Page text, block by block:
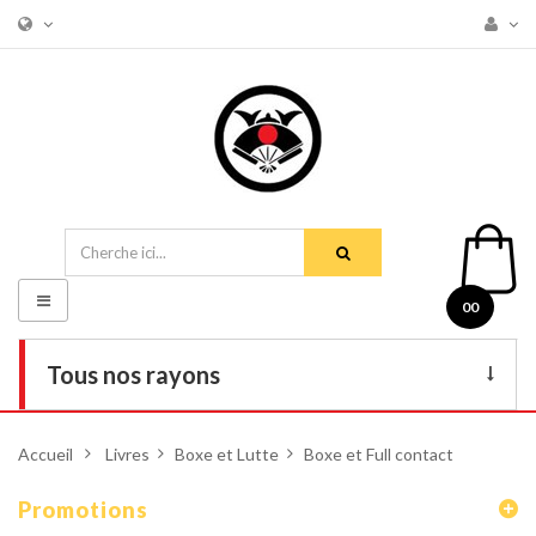
00
Tous nos rayons
Armes
Basculer
la
navigation
Accueil > Livres > Boxe et Lutte > Boxe et Full contact
Promotions